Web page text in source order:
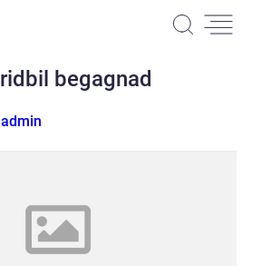
begagnad
admin